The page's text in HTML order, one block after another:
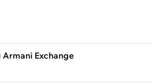
Exchange